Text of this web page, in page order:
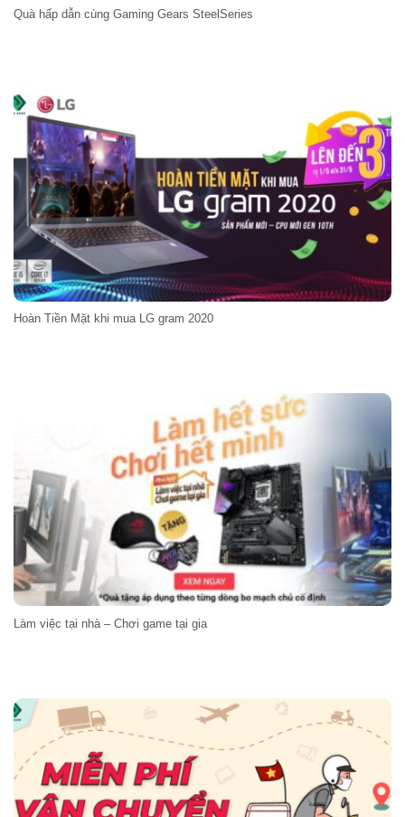
Quà hấp dẫn cùng Gaming Gears SteelSeries
Hoàn Tiền Mặt khi mua LG gram 2020
Làm việc tại nhà – Chơi game tại gia